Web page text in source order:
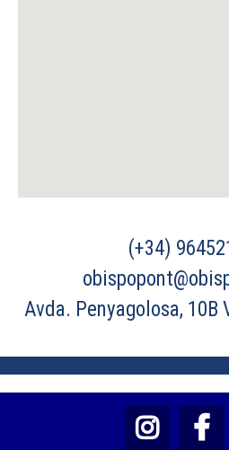
(+34)
Avda. Penyagolosa,